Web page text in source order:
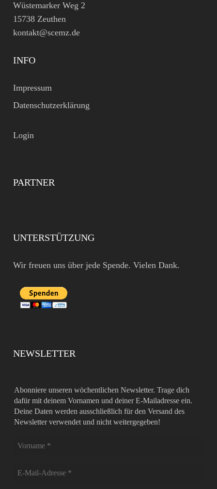
Wüstemarker Weg 2
15738 Zeuthen
kontakt@scemz.de
INFO
Impressum
Datenschutzerklärung
Login
PARTNER
UNTERSTÜTZUNG
Wir freuen uns über jede Spende. Vielen Dank.
NEWSLETTER
Abonniere unseren wöchentlichen Newsletter. Trage dich
dafür mit deinem Vornamen und deiner E-Mailadresse ein.
Deine Daten werden ausschließlich für den Versand des
Newsletter verwendet und nicht weitergegeben!